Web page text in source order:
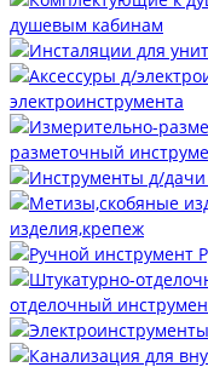
душевым кабинам
электроинструмента
разметочный
изделия,крепеж
отделочный